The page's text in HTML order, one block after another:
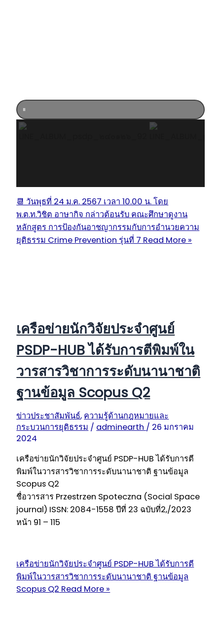
📆 วันพุธที่ 24 ม.ค. 2567 เวลา 10.00 น. โดย
พ.ต.ท.วิชิต อาษากิจ กล่าวต้อนรับ คณะศึกษาดูงาน
หลักสูตร การป้องกันอาชญากรรมกับการอำนวยความ
ยุติธรรม Crime Prevention รุ่นที่ 7 Read More »
เครือข่ายนักวิจัยประจำศูนย์
PSDP-HUB ได้รับการตีพิมพ์ใน
วารสารวิชาการระดับนานาชาติ
ฐานข้อมูล Scopus Q2
ข่าวประชาสัมพันธ์, ความรู้ด้านกฎหมายและ
กระบวนการยุติธรรม / adminearth / 26 มกราคม
2024
เครือข่ายนักวิจัยประจำศูนย์ PSDP-HUB ได้รับการตี
พิมพ์ในวารสารวิชาการระดับนานาชาติ ฐานข้อมูล
Scopus Q2
ชื่อวารสาร Przestrzen Spoteczna (Social Space
journal) ISSN: 2084-1558 ปีที่ 23 ฉบับที่2,/2023
หน้า 91 – 115
เครือข่ายนักวิจัยประจำศูนย์ PSDP-HUB ได้รับการตี
พิมพ์ในวารสารวิชาการระดับนานาชาติ ฐานข้อมูล
Scopus Q2 Read More »